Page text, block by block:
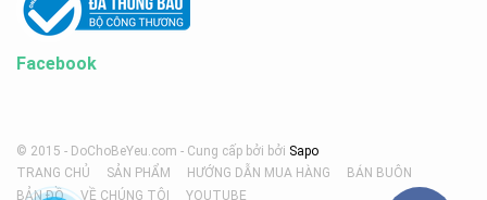
Facebook
© 2015 - DoChoBeYeu.com - Cung cấp bởi bởi Sapo
TRANG CHỦ
SẢN PHẨM HƯỚNG DẪN MUA HÀNG
BÁN BUÔN
BẢN ĐỒ
VỀ CHÚNG TÔI YOUTUBE